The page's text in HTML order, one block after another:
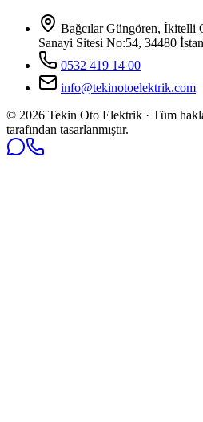
Bağcılar Güngören,
Sanayi Sitesi No:54, 34480
0532 419 14 00
info@tekinotoelektrik.com
© 2026 Tekin Oto Elektrik · Tüm
tarafından tasarlanmıştır.